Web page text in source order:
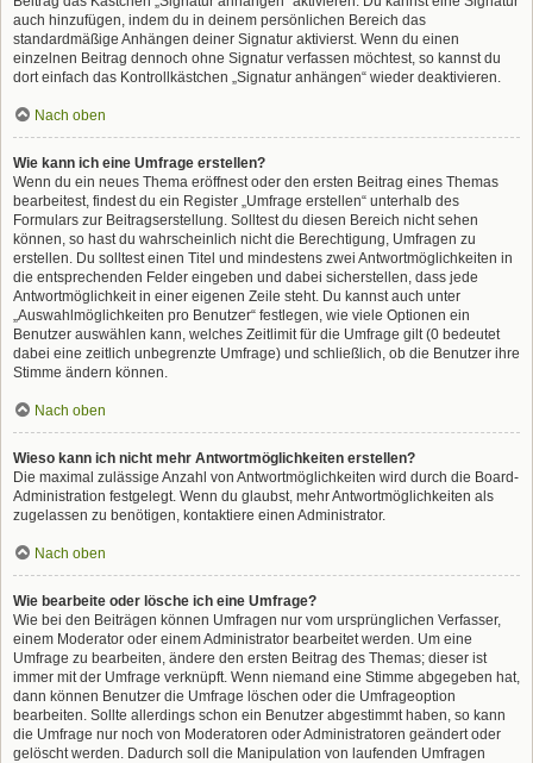
auch hinzufügen, indem du in deinem persönlichen Bereich das
standardmäßige Anhängen deiner Signatur aktivierst. Wenn du einen
einzelnen Beitrag dennoch ohne Signatur verfassen möchtest, so kannst du
dort einfach das Kontrollkästchen „Signatur anhängen“ wieder deaktivieren.
Nach oben
Wie kann ich eine Umfrage erstellen?
Wenn du ein neues Thema eröffnest oder den ersten Beitrag eines Themas
bearbeitest, findest du ein Register „Umfrage erstellen“ unterhalb des
Formulars zur Beitragserstellung. Solltest du diesen Bereich nicht sehen
können, so hast du wahrscheinlich nicht die Berechtigung, Umfragen zu
erstellen. Du solltest einen Titel und mindestens zwei Antwortmöglichkeiten in
die entsprechenden Felder eingeben und dabei sicherstellen, dass jede
Antwortmöglichkeit in einer eigenen Zeile steht. Du kannst auch unter
„Auswahlmöglichkeiten pro Benutzer“ festlegen, wie viele Optionen ein
Benutzer auswählen kann, welches Zeitlimit für die Umfrage gilt (0 bedeutet
dabei eine zeitlich unbegrenzte Umfrage) und schließlich, ob die Benutzer ihre
Stimme ändern können.
Nach oben
Wieso kann ich nicht mehr Antwortmöglichkeiten erstellen?
Die maximal zulässige Anzahl von Antwortmöglichkeiten wird durch die Board-
Administration festgelegt. Wenn du glaubst, mehr Antwortmöglichkeiten als
zugelassen zu benötigen, kontaktiere einen Administrator.
Nach oben
Wie bearbeite oder lösche ich eine Umfrage?
Wie bei den Beiträgen können Umfragen nur vom ursprünglichen Verfasser,
einem Moderator oder einem Administrator bearbeitet werden. Um eine
Umfrage zu bearbeiten, ändere den ersten Beitrag des Themas; dieser ist
immer mit der Umfrage verknüpft. Wenn niemand eine Stimme abgegeben hat,
dann können Benutzer die Umfrage löschen oder die Umfrageoption
bearbeiten. Sollte allerdings schon ein Benutzer abgestimmt haben, so kann
die Umfrage nur noch von Moderatoren oder Administratoren geändert oder
gelöscht werden. Dadurch soll die Manipulation von laufenden Umfragen